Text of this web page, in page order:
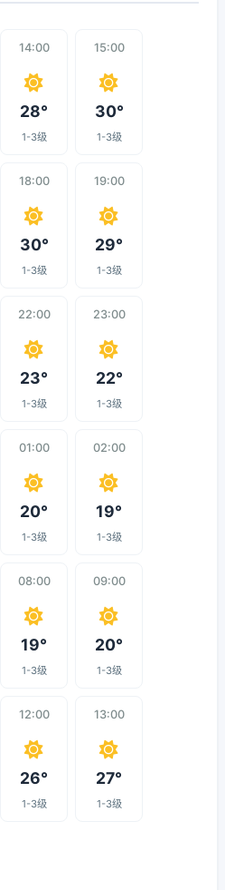
14:00
28°
1-3级
15:00
30°
1-3级
18:00
30°
1-3级
19:00
29°
1-3级
22:00
23°
1-3级
23:00
22°
1-3级
01:00
20°
1-3级
02:00
19°
1-3级
08:00
19°
1-3级
09:00
20°
1-3级
12:00
26°
1-3级
13:00
27°
1-3级